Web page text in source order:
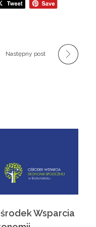
Następny post
Wsparcia